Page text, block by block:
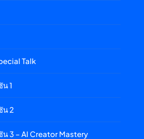
Talk
1
น 2
3 – AI Creator Mastery